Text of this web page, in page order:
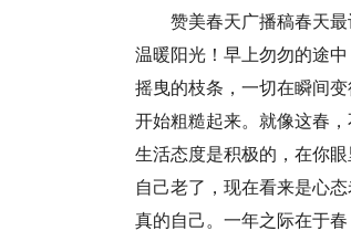
赞美春天广播稿春天
温暖阳光！早上勿勿的途
摇曳的枝条，一切在瞬间
开始粗糙起来。就像这春
生活态度是积极的，在你
自己老了，现在看来是心
真的自己。一年之际在于春